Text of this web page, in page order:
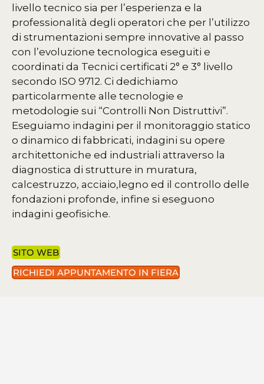
livello tecnico sia per l’esperienza e la
professionalità degli operatori che per l’utilizzo
di strumentazioni sempre innovative al passo
con l’evoluzione tecnologica eseguiti e
coordinati da Tecnici certificati 2° e 3° livello
secondo ISO 9712. Ci dedichiamo
particolarmente alle tecnologie e
metodologie sui “Controlli Non Distruttivi”.
Eseguiamo indagini per il monitoraggio statico
o dinamico di fabbricati, indagini su opere
architettoniche ed industriali attraverso la
diagnostica di strutture in muratura,
calcestruzzo, acciaio,legno ed il controllo delle
fondazioni profonde, infine si eseguono
indagini geofisiche.
SITO WEB
RICHIEDI APPUNTAMENTO IN FIERA